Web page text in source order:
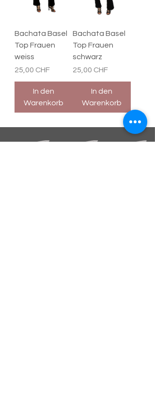
Bachata Basel
Top Frauen
weiss
Preis
25,00 CHF
In den
Warenkorb
Bachata Basel
Top Frauen
schwarz
Preis
25,00 CHF
In den
Warenkorb